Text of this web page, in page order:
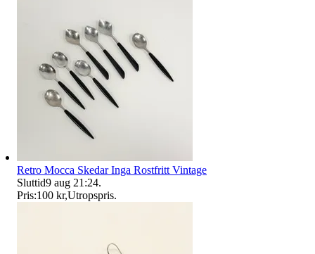
Retro Mocca Skedar Inga Rostfritt Vintage
Sluttid9 aug 21:24.
Pris:100 kr,Utropspris.